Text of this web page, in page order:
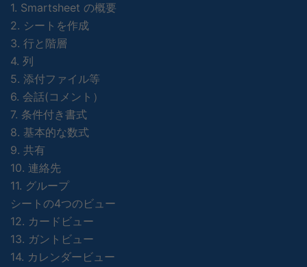
1. Smartsheet の概要
2. シートを作成
3. 行と階層
4. 列
5. 添付ファイル等
6. 会話(コメント）
7. 条件付き書式
8. 基本的な数式
9. 共有
10. 連絡先
11. グループ
シートの4つのビュー
12. カードビュー
13. ガントビュー
14. カレンダービュー